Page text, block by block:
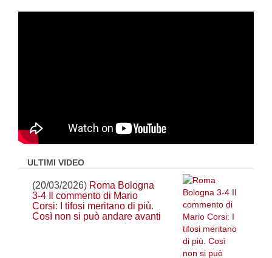
ULTIMI VIDEO
(20/03/2026) Roma Bologna
3-4 Il commento di Mario
Corsi: I tifosi meritano di più.
Così non si può andare avanti